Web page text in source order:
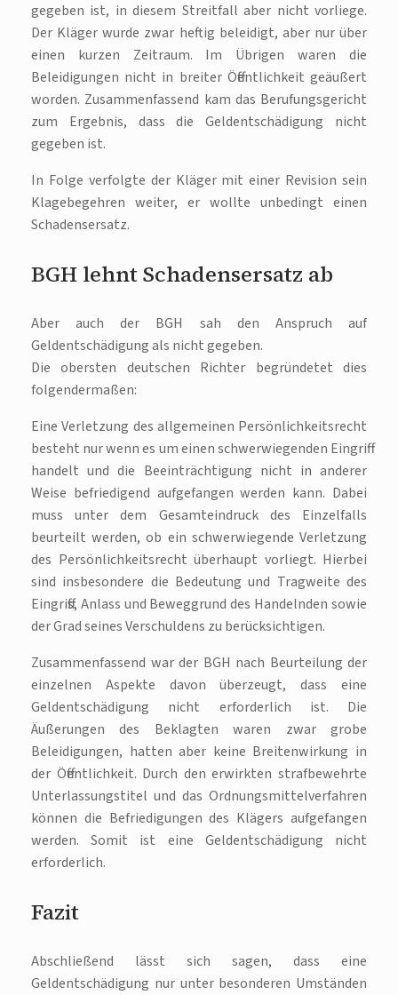
gegeben ist, in diesem Streitfall aber nicht vorliege.
Der Kläger wurde zwar heftig beleidigt, aber nur über
einen kurzen Zeitraum. Im Übrigen waren die
Beleidigungen nicht in breiter Öffentlichkeit geäußert
worden. Zusammenfassend kam das Berufungsgericht
zum Ergebnis, dass die Geldentschädigung nicht
gegeben ist.
In Folge verfolgte der Kläger mit einer Revision sein
Klagebegehren weiter, er wollte unbedingt einen
Schadensersatz.
BGH lehnt Schadensersatz ab
Aber auch der BGH sah den Anspruch auf
Geldentschädigung als nicht gegeben.
Die obersten deutschen Richter begründetet dies
folgendermaßen:
Eine Verletzung des allgemeinen Persönlichkeitsrecht
besteht nur wenn es um einen schwerwiegenden Eingriff
handelt und die Beeinträchtigung nicht in anderer
Weise befriedigend aufgefangen werden kann. Dabei
muss unter dem Gesamteindruck des Einzelfalls
beurteilt werden, ob ein schwerwiegende Verletzung
des Persönlichkeitsrecht überhaupt vorliegt. Hierbei
sind insbesondere die Bedeutung und Tragweite des
Eingriffs, Anlass und Beweggrund des Handelnden sowie
der Grad seines Verschuldens zu berücksichtigen.
Zusammenfassend war der BGH nach Beurteilung der
einzelnen Aspekte davon überzeugt, dass eine
Geldentschädigung nicht erforderlich ist. Die
Äußerungen des Beklagten waren zwar grobe
Beleidigungen, hatten aber keine Breitenwirkung in
der Öffentlichkeit. Durch den erwirkten strafbewehrte
Unterlassungstitel und das Ordnungsmittelverfahren
können die Befriedigungen des Klägers aufgefangen
werden. Somit ist eine Geldentschädigung nicht
erforderlich.
Fazit
Abschließend lässt sich sagen, dass eine
Geldentschädigung nur unter besonderen Umständen